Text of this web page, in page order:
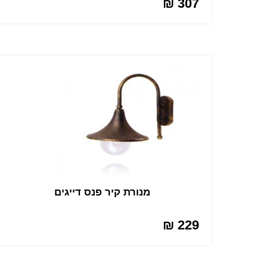
307 ₪
מנורת קיר פנס דייגים
229 ₪